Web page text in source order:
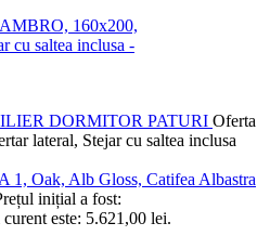
DORMITOR PATURI Oferta
lateral, Stejar cu saltea inclusa
Oak, Alb Gloss, Catifea Albastra
inițial a fost:
curent este: 5.621,00 lei.